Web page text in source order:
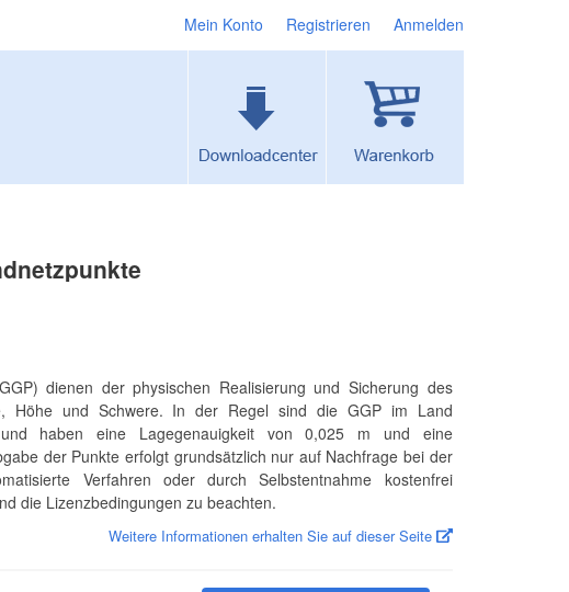
Mein Konto Registrieren Anmelden
dienen der physischen Realisierung und Sicherung des
Höhe und Schwere. In der Regel sind die GGP im Land
und haben eine Lagegenauigkeit von 0,025 m und eine
der Punkte erfolgt grundsätzlich nur auf Nachfrage bei der
Verfahren oder durch Selbstentnahme kostenfrei
die Lizenzbedingungen zu beachten.
Weitere Informationen erhalten Sie auf dieser Seite